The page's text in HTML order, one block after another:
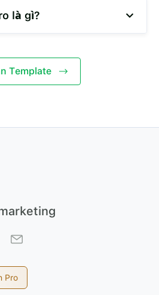
là gì?
Template
Pro